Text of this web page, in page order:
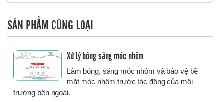
SẢN PHẨM CÙNG LOẠI
Xử lý bóng sáng móc nhôm
Làm bóng, sáng móc nhôm và bảo vệ bề
mặt móc nhôm trước tác động của môi
trường bên ngoài.